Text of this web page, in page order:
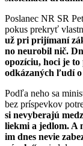
Poslanec NR SR
pokus prekryť
už pri prijímaní
no neurobil nič.
opozíciu, hoci je
odkázaných ľudí
Podľa neho sa
bez príspevkov
si nevyberajú
liekmi a jedlom. A
im dnes nevie